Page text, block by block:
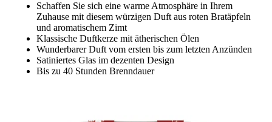
Schaffen Sie sich eine warme Atmosphäre in Ihrem
Zuhause mit diesem würzigen Duft aus roten Bratäpfeln
und aromatischem Zimt
Klassische Duftkerze mit ätherischen Ölen
Wunderbarer Duft vom ersten bis zum letzten Anzünden
Satiniertes Glas im dezenten Design
Bis zu 40 Stunden Brenndauer